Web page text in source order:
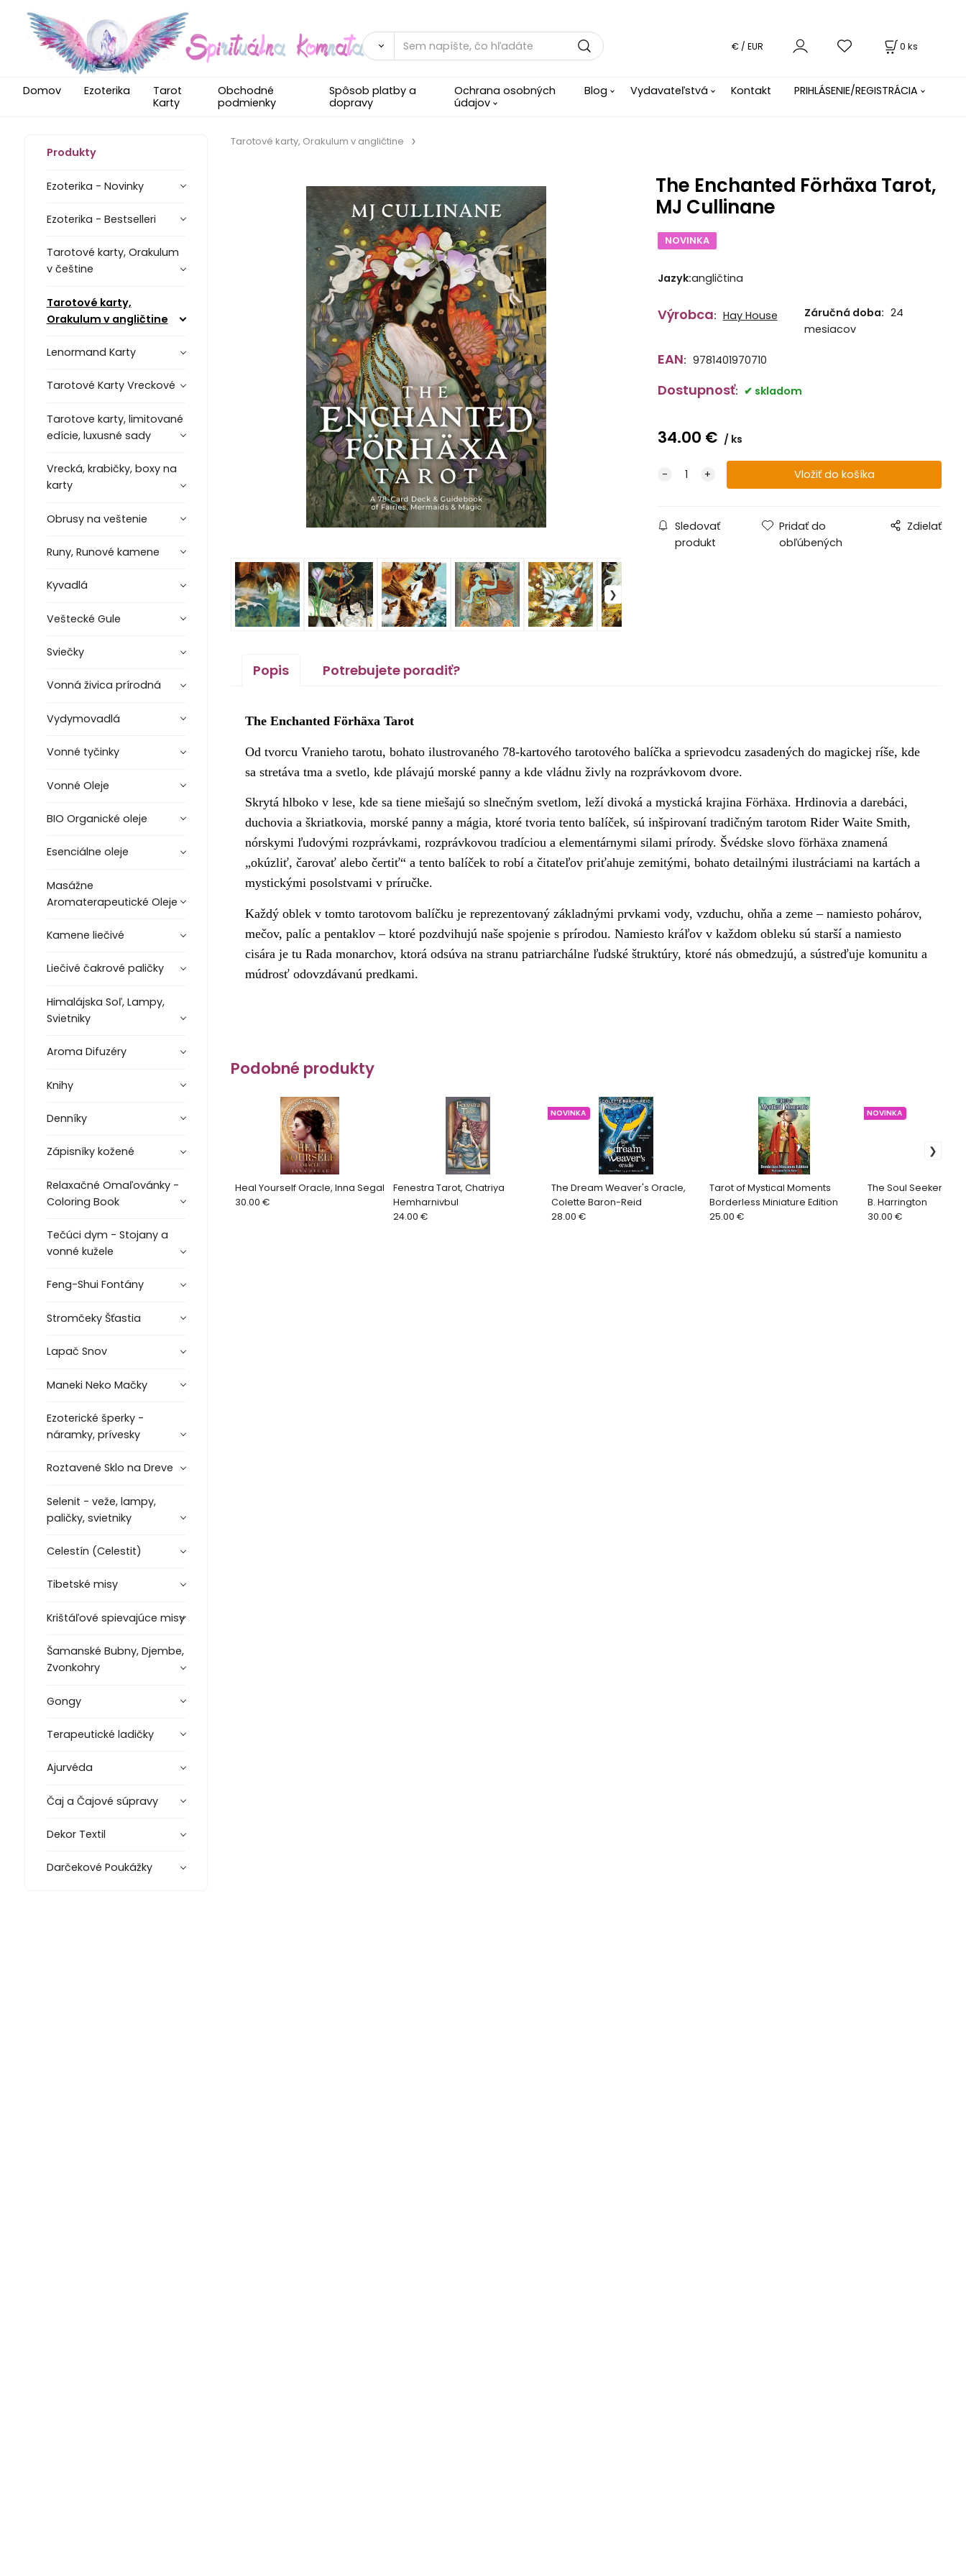
0 ks
€ / EUR
Domov Ezoterika
Tarot
Karty
Obchodné
podmienky
Spôsob platby a
dopravy
Ochrana osobných
údajov
Blog Vydavateľstvá Kontakt PRIHLÁSENIE/REGISTRÁCIA
Produkty
Ezoterika - Novinky
Ezoterika - Bestselleri
Tarotové karty, Orakulum
v češtine
Tarotové karty,
Orakulum v angličtine
Lenormand Karty
Tarotové Karty Vreckové
Tarotove karty, limitované
edície, luxusné sady
Vrecká, krabičky, boxy na
karty
Obrusy na veštenie
Runy, Runové kamene
Kyvadlá
Veštecké Gule
Sviečky
Vonná živica prírodná
Vydymovadlá
Vonné tyčinky
Vonné Oleje
BIO Organické oleje
Esenciálne oleje
Masážne
Aromaterapeutické Oleje
Kamene liečivé
Liečivé čakrové paličky
Himalájska Soľ, Lampy,
Svietniky
Aroma Difuzéry
Knihy
Denníky
Zápisníky kožené
Relaxačné Omaľovánky -
Coloring Book
Tečúci dym - Stojany a
vonné kužele
Feng-Shui Fontány
Stromčeky Šťastia
Lapač Snov
Maneki Neko Mačky
Ezoterické šperky -
náramky, prívesky
Roztavené Sklo na Dreve
Selenit - veže, lampy,
paličky, svietniky
Celestín (Celestit)
Tibetské misy
Krištáľové spievajúce misy
Šamanské Bubny, Djembe,
Zvonkohry
Gongy
Terapeutické ladičky
Ajurvéda
Čaj a Čajové súpravy
Dekor Textil
Darčekové Poukážky
Tarotové karty, Orakulum v angličtine
The Enchanted Förhäxa Tarot,
MJ Cullinane
NOVINKA
Jazyk:angličtina
Výrobca: Hay House Záručná doba: 24
mesiacov
EAN: 9781401970710
Dostupnosť: skladom
34.00 € ks
Sledovať
produkt
Pridať do
obľúbených
Zdielať
Popis Potrebujete poradiť?
The Enchanted Förhäxa Tarot
Od tvorcu Vranieho tarotu, bohato ilustrovaného 78-kartového tarotového balíčka a sprievodcu zasadených do magickej ríše, kde
sa stretáva tma a svetlo, kde plávajú morské panny a kde vládnu živly na rozprávkovom dvore.
Skrytá hlboko v lese, kde sa tiene miešajú so slnečným svetlom, leží divoká a mystická krajina Förhäxa. Hrdinovia a darebáci,
duchovia a škriatkovia, morské panny a mágia, ktoré tvoria tento balíček, sú inšpirovaní tradičným tarotom Rider Waite Smith,
nórskymi ľudovými rozprávkami, rozprávkovou tradíciou a elementárnymi silami prírody. Švédske slovo förhäxa znamená
„okúzliť, čarovať alebo čertiť“ a tento balíček to robí a čitateľov priťahuje zemitými, bohato detailnými ilustráciami na kartách a
mystickými posolstvami v príručke.
Každý oblek v tomto tarotovom balíčku je reprezentovaný základnými prvkami vody, vzduchu, ohňa a zeme – namiesto pohárov,
mečov, palíc a pentaklov – ktoré pozdvihujú naše spojenie s prírodou. Namiesto kráľov v každom obleku sú starší a namiesto
cisára je tu Rada monarchov, ktorá odsúva na stranu patriarchálne ľudské štruktúry, ktoré nás obmedzujú, a sústreďuje komunitu a
múdrosť odovzdávanú predkami.
Podobné produkty
Heal Yourself Oracle, Inna Segal
30.00 €
Fenestra Tarot, Chatriya
Hemharnivbul
24.00 €
The Dream Weaver's Oracle,
Colette Baron-Reid
NOVINKA
28.00 €
Tarot of Mystical Moments
Borderless Miniature Edition
25.00 €
The Soul Seeker
B. Harrington
NOVINKA
30.00 €